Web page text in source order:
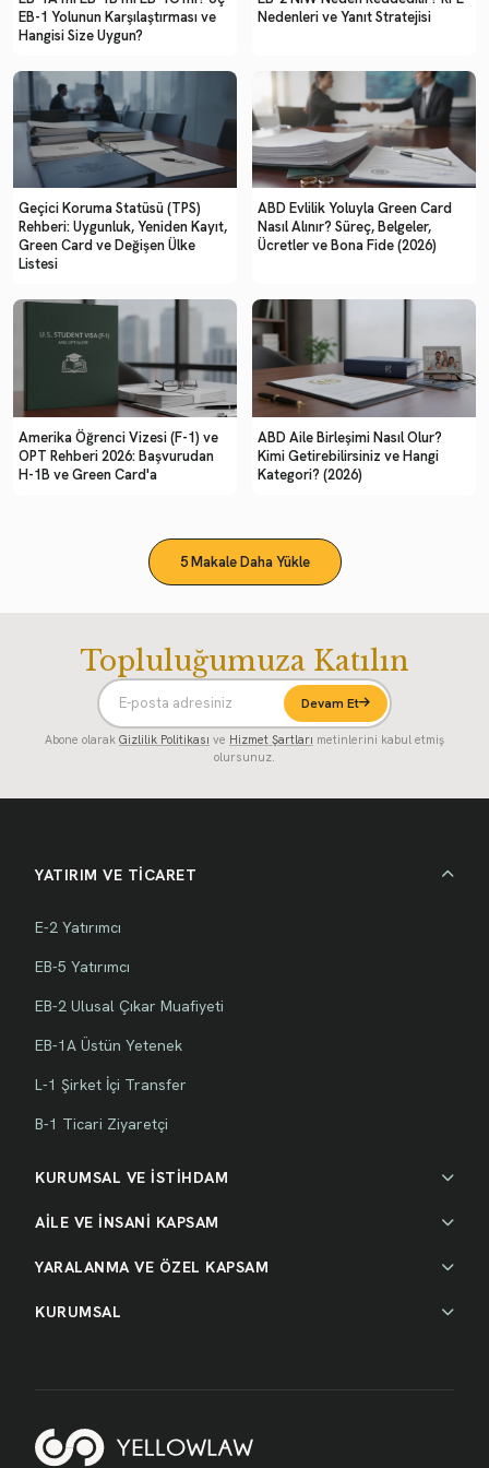
Hem Türkiye'de hem de ABD'de edindiği çeşitli deneyimler,
göçmenlik avukatı olarak çalışmalarını şekillendirmeye devam
etmekte ve bireylerin ve ailelerin karmaşık hukuki süreçleri
aşmalarına yardımcı olmaktadır.
EB-1 Yolunun Karşılaştırması ve
Hangisi Size Uygun?
Nedenleri ve Yanıt Stratejisi
Geçici Koruma Statüsü (TPS)
Rehberi: Uygunluk, Yeniden Kayıt,
Green Card ve Değişen Ülke
Listesi
ABD Evlilik Yoluyla Green Card
Nasıl Alınır? Süreç, Belgeler,
Ücretler ve Bona Fide (2026)
Amerika Öğrenci Vizesi (F-1) ve
OPT Rehberi 2026: Başvurudan
H-1B ve Green Card'a
ABD Aile Birleşimi Nasıl Olur?
Kimi Getirebilirsiniz ve Hangi
Kategori? (2026)
5 Makale Daha Yükle
Topluluğumuza Katılın
Devam Et
Abone olarak Gizlilik Politikası ve Hizmet Şartları metinlerini kabul etmiş
olursunuz.
YATIRIM VE TİCARET
E-2 Yatırımcı
EB-5 Yatırımcı
EB-2 Ulusal Çıkar Muafiyeti
EB-1A Üstün Yetenek
L-1 Şirket İçi Transfer
B-1 Ticari Ziyaretçi
KURUMSAL VE İSTİHDAM
AİLE VE İNSANİ KAPSAM
YARALANMA VE ÖZEL KAPSAM
KURUMSAL